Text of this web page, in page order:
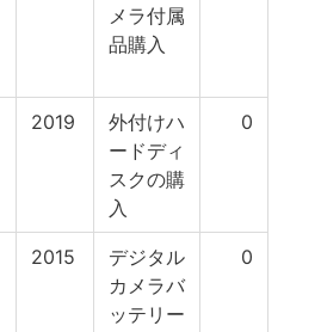
メラ付属
品購入
2019
外付けハ
ードディ
スクの購
入
0
2015
デジタル
カメラバ
ッテリー
0